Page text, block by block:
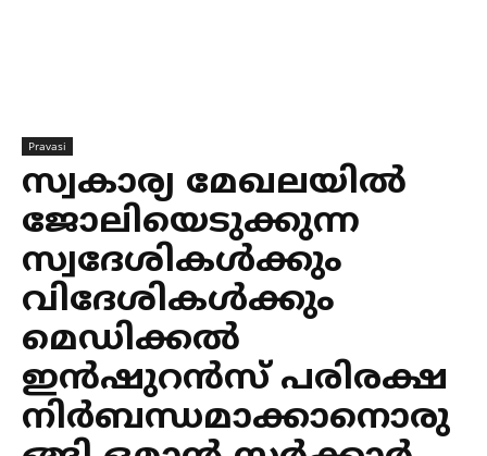
Pravasi
സ്വകാര്യ മേഖലയില്‍
ജോലിയെടുക്കുന്ന
സ്വദേശികള്‍ക്കും
വിദേശികള്‍ക്കും
മെഡിക്കല്‍
ഇന്‍ഷുറന്‍സ് പരിരക്ഷ
നിര്‍ബന്ധമാക്കാനൊരു